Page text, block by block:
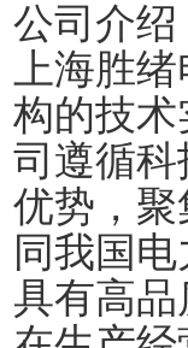
公司介绍
上海胜
构的技
司遵循
优势，
同我国
具有高